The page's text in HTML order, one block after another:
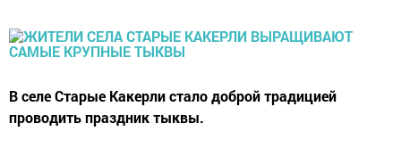
В селе Старые Какерли стало доброй традицией
проводить праздник тыквы.